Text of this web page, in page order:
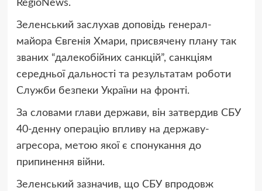
RegioNews.
Зеленський заслухав доповідь генерал-
майора Євгенія Хмари, присвячену плану так
званих “далекобійних санкцій”, санкціям
середньої дальності та результатам роботи
Служби безпеки України на фронті.
За словами глави держави, він затвердив СБУ
40-денну операцію впливу на державу-
агресора, метою якої є спонукання до
припинення війни.
Зеленський зазначив, що СБУ впродовж